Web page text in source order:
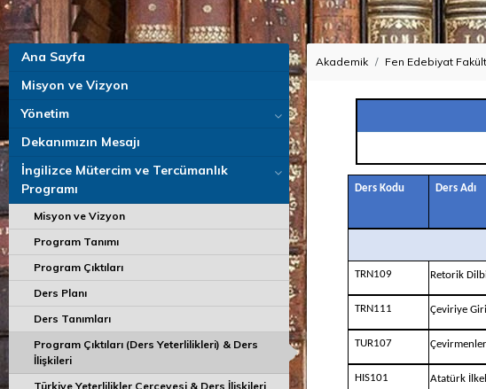
Ana Sayfa
Misyon ve Vizyon
Yönetim
Dekanımızın Mesajı
İngilizce Mütercim ve Tercümanlık
Programı
Misyon ve Vizyon
Program Tanımı
Program Çıktıları
Ders Planı
Ders Tanımları
Program Çıktıları (Ders Yeterlilikleri) & Ders
İlişkileri
Türkiye Yeterlilikler Çerçevesi & Ders İlişkileri
Akademik Fen Edebiyat
İNGİLİZCE
Ders Kodu Ders Adı
TRN109 Retorik
TRN111 Çeviriye
TUR107
HIS101 Atatürk